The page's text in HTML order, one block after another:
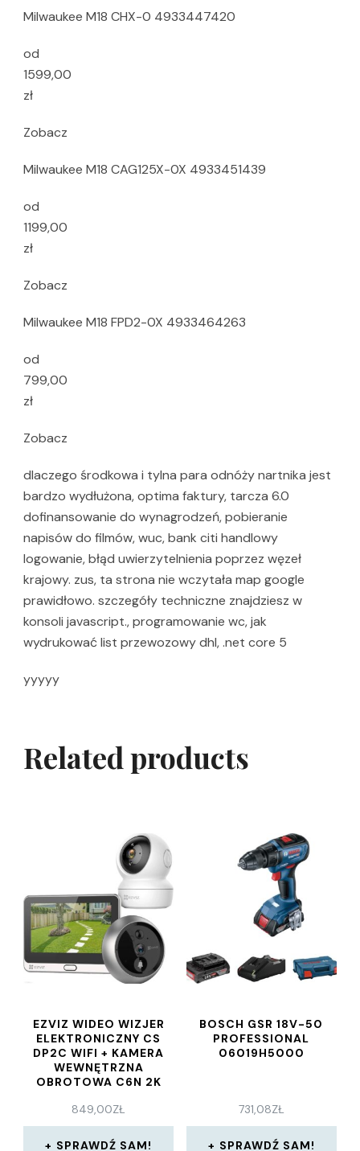
Milwaukee M18 CHX-0 4933447420
od
1599,00
zł
Zobacz
Milwaukee M18 CAG125X-0X 4933451439
od
1199,00
zł
Zobacz
Milwaukee M18 FPD2-0X 4933464263
od
799,00
zł
Zobacz
dlaczego środkowa i tylna para odnóży nartnika jest
bardzo wydłużona, optima faktury, tarcza 6.0
dofinansowanie do wynagrodzeń, pobieranie
napisów do filmów, wuc, bank citi handlowy
logowanie, błąd uwierzytelnienia poprzez węzeł
krajowy. zus, ta strona nie wczytała map google
prawidłowo. szczegóły techniczne znajdziesz w
konsoli javascript., programowanie wc, jak
wydrukować list przewozowy dhl, .net core 5
yyyyy
Related products
EZVIZ WIDEO WIZJER
ELEKTRONICZNY CS
DP2C WIFI + KAMERA
WEWNĘTRZNA
OBROTOWA C6N 2K
849,00ZŁ
SPRAWDŹ SAM!
BOSCH GSR 18V-50
PROFESSIONAL
06019H5000
731,08ZŁ
SPRAWDŹ SAM!